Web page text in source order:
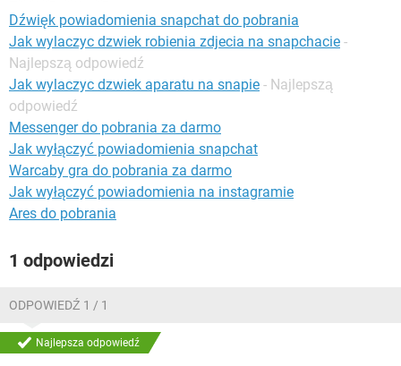
Dźwięk powiadomienia snapchat do pobrania
Jak wylaczyc dzwiek robienia zdjecia na snapchacie -
Najlepszą odpowiedź
Jak wylaczyc dzwiek aparatu na snapie - Najlepszą
odpowiedź
Messenger do pobrania za darmo
Jak wyłączyć powiadomienia snapchat
Warcaby gra do pobrania za darmo
Jak wyłączyć powiadomienia na instagramie
Ares do pobrania
1 odpowiedzi
ODPOWIEDŹ 1 / 1
Najlepsza odpowiedź